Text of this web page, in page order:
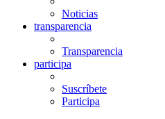
Noticias
transparencia
Transparencia
participa
Suscríbete
Participa